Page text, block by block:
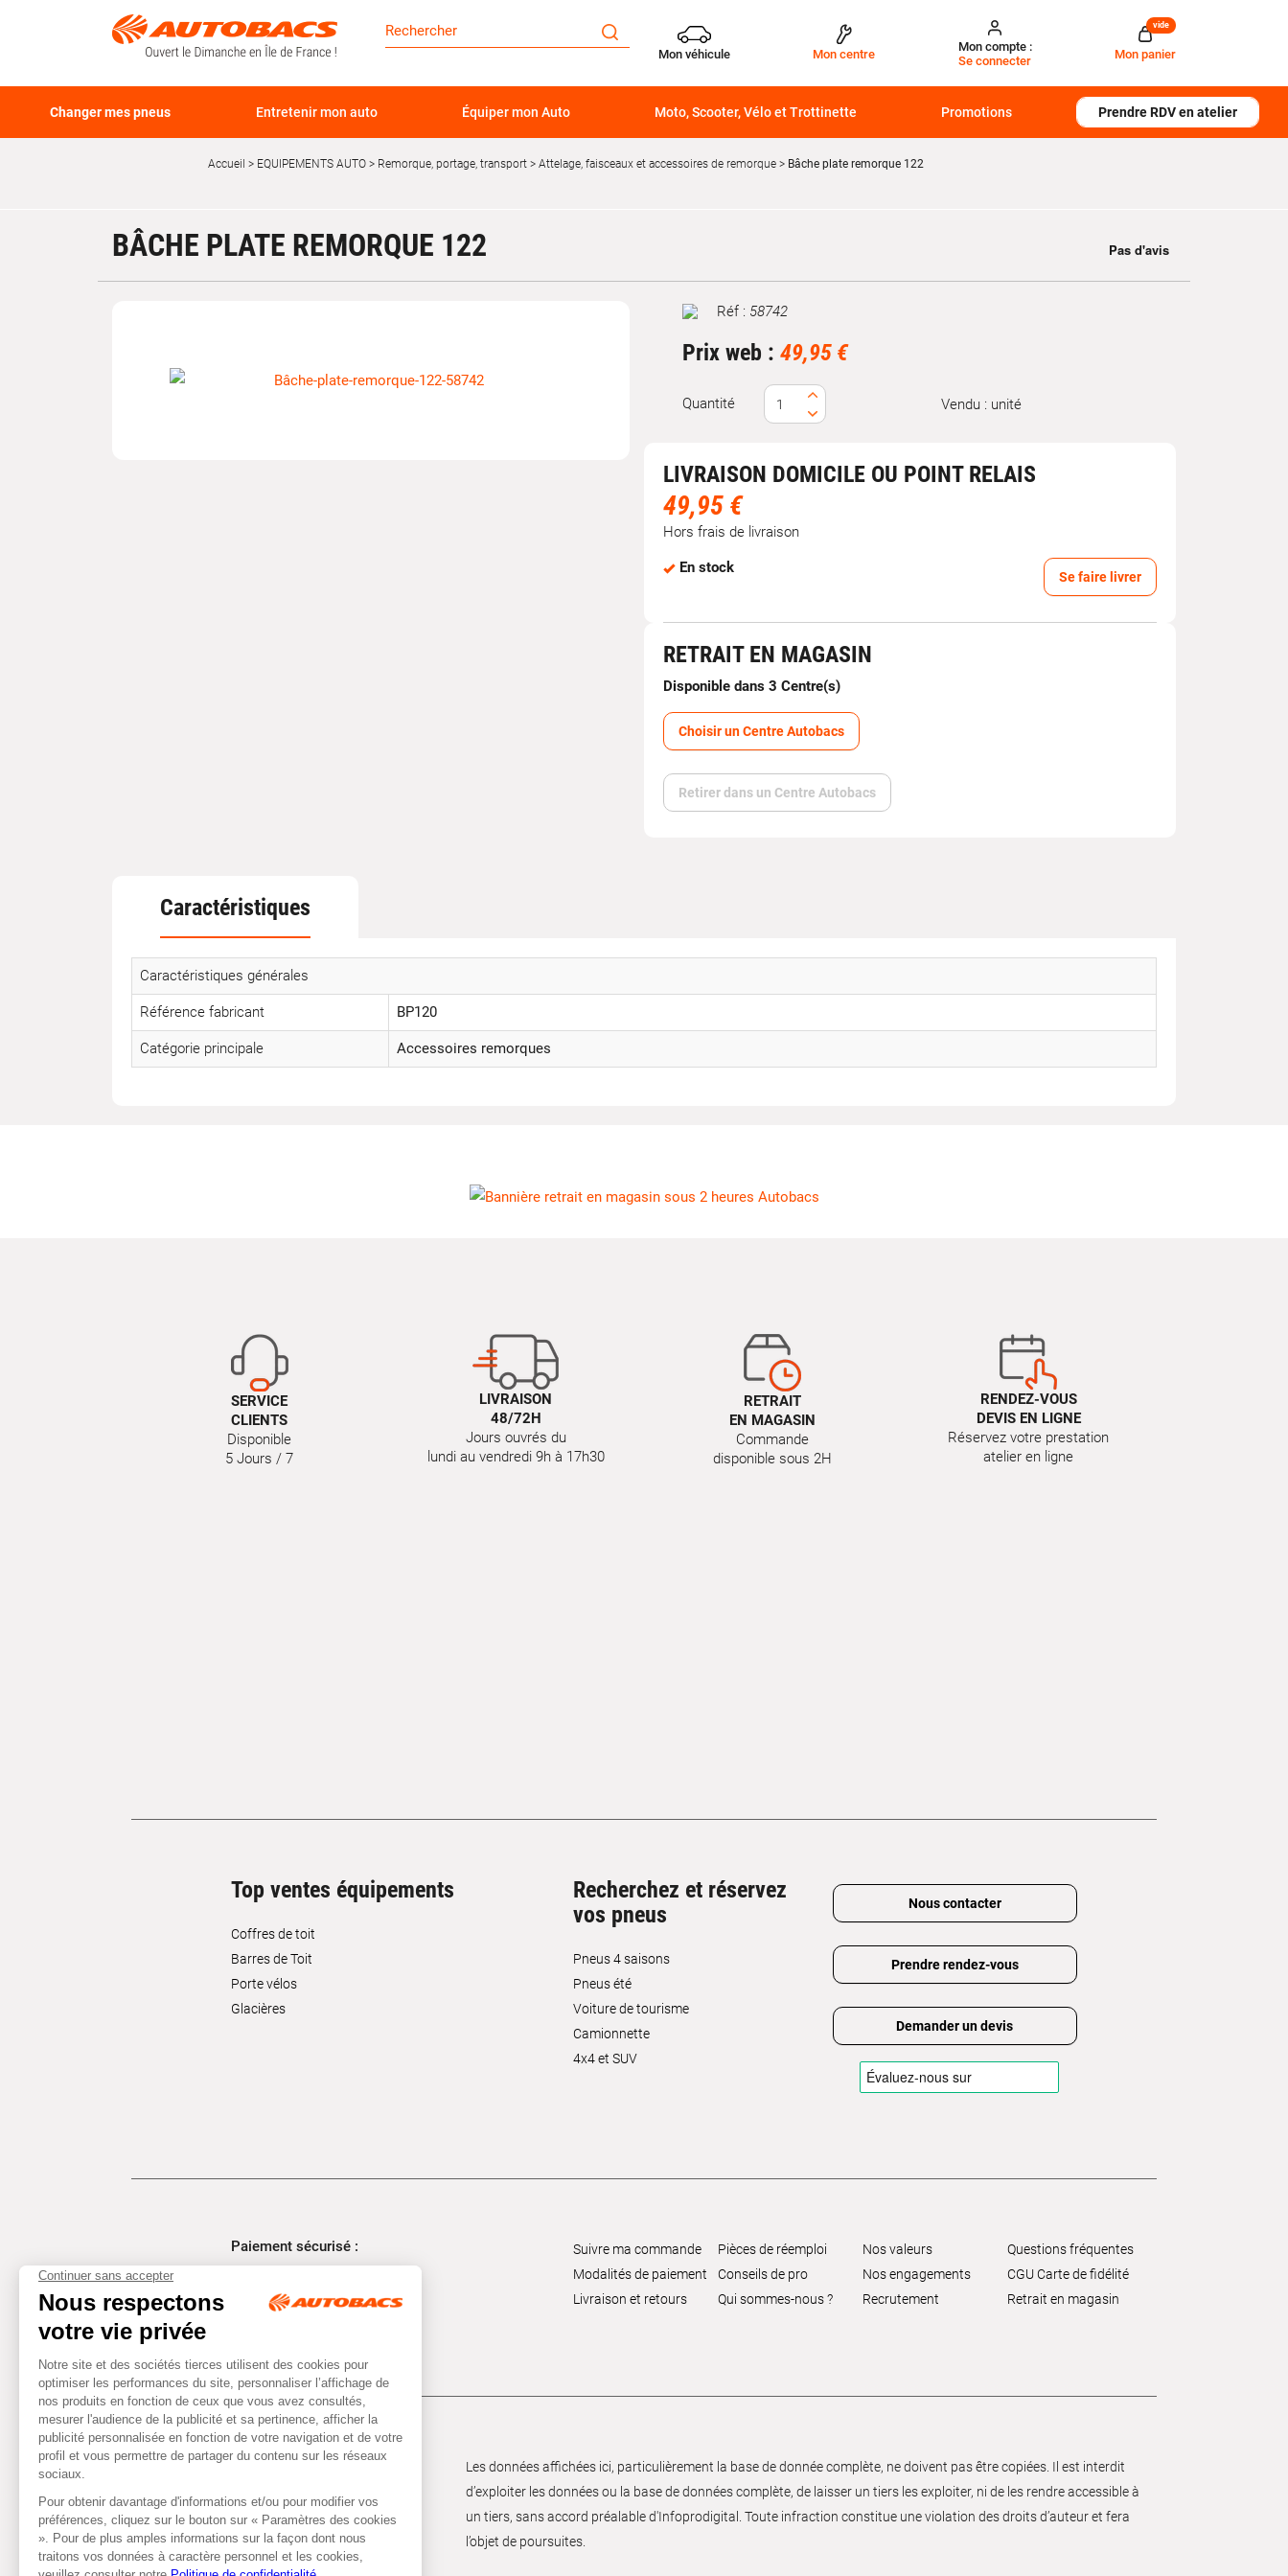
Mon véhicule Mon centre
Mon compte :
Se connecter
Mon panier
vide
Changer mes pneus Entretenir mon auto Équiper mon Auto Moto, Scooter, Vélo et Trottinette Promotions Prendre RDV en atelier
Accueil EQUIPEMENTS AUTO Remorque, portage, transport Attelage, faisceaux et accessoires de remorque Bâche plate remorque 122
BÂCHE PLATE REMORQUE 122
MarqueRéf : 58742
Prix web : 49,95 €
Quantité Vendu : unité
LIVRAISON DOMICILE OU POINT RELAIS
49,95 €
Hors frais de livraison
En stock
Se faire livrer
RETRAIT EN MAGASIN
Disponible dans 3 Centre(s)
Choisir un Centre Autobacs
Retirer dans un Centre Autobacs
Caractéristiques
Caractéristiques générales
Référence fabricant BP120
Catégorie principale Accessoires remorques
SERVICE
CLIENTS
Disponible
5 Jours / 7
LIVRAISON
48/72H
Jours ouvrés du
lundi au vendredi 9h à 17h30
RETRAIT
EN MAGASIN
Commande
disponible sous 2H
RENDEZ-VOUS
DEVIS EN LIGNE
Réservez votre prestation
atelier en ligne
Top ventes équipements
Coffres de toit
Barres de Toit
Porte vélos
Glacières
Recherchez et réservez
vos pneus
Pneus 4 saisons
Pneus été
Voiture de tourisme
Camionnette
4x4 et SUV
Nous contacter
Prendre rendez-vous
Demander un devis
Paiement sécurisé :
Suivre ma commande
Modalités de paiement
Livraison et retours
Pièces de réemploi
Conseils de pro
Qui sommes-nous ?
Nos valeurs
Nos engagements
Recrutement
Questions fréquentes
CGU Carte de fidélité
Retrait en magasin
Les données affichées ici, particulièrement la base de donnée complète, ne doivent pas être copiées. Il est interdit
d’exploiter les données ou la base de données complète, de laisser un tiers les exploiter, ni de les rendre accessible à
un tiers, sans accord préalable d'Infoprodigital. Toute infraction constitue une violation des droits d’auteur et fera
l’objet de poursuites.